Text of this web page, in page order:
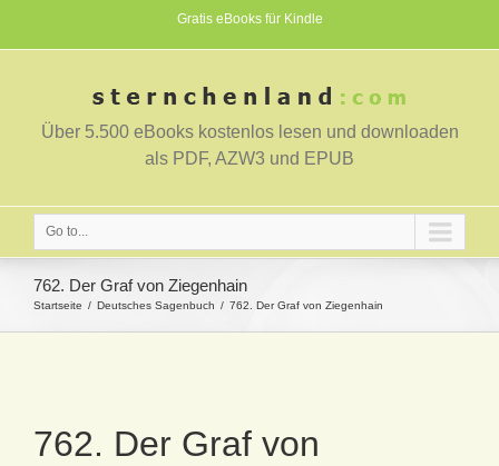
Gratis eBooks für Kindle
Über 5.500 eBooks kostenlos lesen und downloaden
als PDF, AZW3 und EPUB
Go to...
762. Der Graf von Ziegenhain
Startseite Deutsches Sagenbuch 762. Der Graf von Ziegenhain
762. Der Graf von